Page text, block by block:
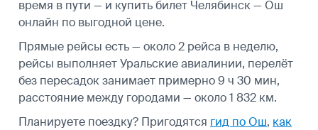
время в пути — и купить билет Челябинск — Ош
онлайн по выгодной цене.
Прямые рейсы есть — около 2 рейса в неделю,
рейсы выполняет Уральские авиалинии, перелёт
без пересадок занимает примерно 9 ч 30 мин,
расстояние между городами — около 1 832 км.
Планируете поездку? Пригодятся гид по Ош, как